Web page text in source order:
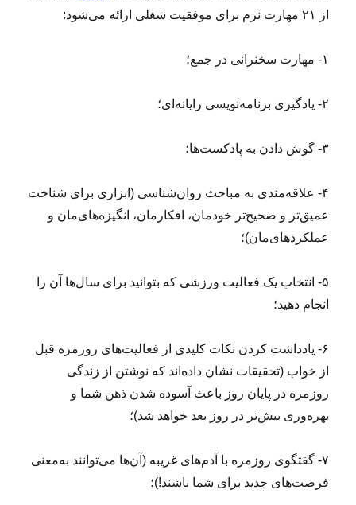
از ۲۱ مهارت نرم برای موفقیت شغلی ارائه می‌شود:
۱- مهارت سخنرانی در جمع؛
۲- یادگیری برنامه‌نویسی رایانه‌ای؛
۳- گوش دادن به پادکست‌ها؛
۴- علاقه‌مندی به مباحث روان‌شناسی (ابزاری برای شناخت
عمیق‌تر و صحیح‌تر خودمان، افکارمان، انگیزه‌های‌مان و
عملکردهای‌مان)؛
۵- انتخاب یک فعالیت ورزشی که بتوانید برای سال‌ها آن را
انجام دهید؛
۶- یادداشت کردن نکات کلیدی از فعالیت‌های روزمره قبل
از خواب (تحقیقات نشان داده‌اند که نوشتن از زندگی
روزمره در پایان روز باعث آسوده شدن ذهن شما و
بهره‌وری بیش‌تر در روز بعد خواهد شد)؛
۷- گفتگوی روزمره با آدم‌های غریبه (آن‌ها می‌توانند به‌معنی
فرصت‌های جدید برای شما باشند!)؛